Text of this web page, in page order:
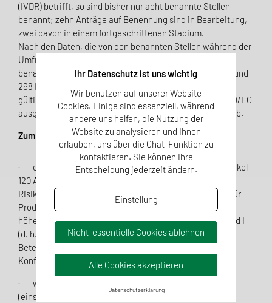
(IVDR) betrifft, so sind bisher nur acht benannte Stellen
benannt; zehn Anträge auf Benennung sind in Bearbeitung,
zwei davon in einem fortgeschrittenen Stadium.
Nach den Daten, die von den benannten Stellen während der
Umfrage im Oktober 2022 vorgelegt wurden, haben die
benannten Stellen 822 Anträge von Herstellern erhalten und
268 Bescheinigungen gemäß der IVDR ausgestellt. 1.551
gültige Bescheinigungen, die gemäß der Richtlinie 98/79/EG
ausgestellt wurden, laufen spätestens am 26. Mai 2025 ab.
Zum Vorschlag:
· eine Verlängerung der Übergangsfristengemäß Artikel
120 Absatz 3 der MDR mit gestaffelten Fristen je nach
Risikoklasse des Produkts. Diese Fristen könnten 2027 für
Produkte der Klassen III und IIb (d. h. Produkte mit einem
höheren Risiko) und 2028 für Produkte der Klassen IIa und I
(d. h. Produkte mit einem geringeren Risiko), die die
Beteiligung einer Benannten Stelle an der
Konformitätsbewertung erfordern, betragen;
· wenn dies aus rechtlichen und praktischen Gründen
(einschließlich des Zugangs zu Drittstaatsmärkten)
Ihr Datenschutz ist uns wichtig
Wir benutzen auf unserer Website
Cookies. Einige sind essenziell, während
andere uns helfen, die Nutzung der
Website zu analysieren und Ihnen
erlauben, uns über die Chat-Funktion zu
kontaktieren. Sie können Ihre
Entscheidung jederzeit ändern.
Einstellung
Nicht-essentielle Cookies ablehnen
Alle Cookies akzeptieren
Datenschutzerklärung